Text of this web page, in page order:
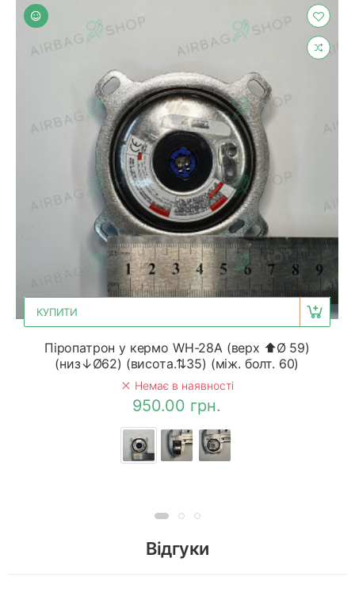
КУПИТИ
Піропатрон у кермо WH-28A (верх ⬆Ø 59)
(низ↓Ø62) (висота.⇅35) (між. болт. 60)
Немає в наявності
950.00 грн.
Відгуки